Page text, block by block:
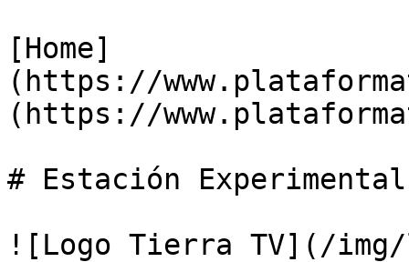
[Home]
(https://
(https://
# Estación
![Logo Tierra TV](/